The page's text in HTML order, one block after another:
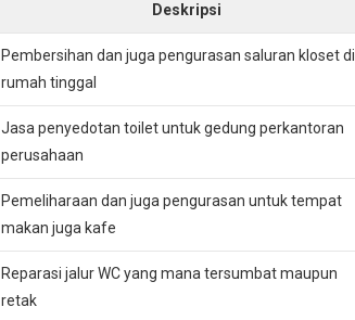
Deskripsi
Pembersihan dan juga pengurasan saluran kloset di
rumah tinggal
Jasa penyedotan toilet untuk gedung perkantoran
perusahaan
Pemeliharaan dan juga pengurasan untuk tempat
makan juga kafe
Reparasi jalur WC yang mana tersumbat maupun
retak